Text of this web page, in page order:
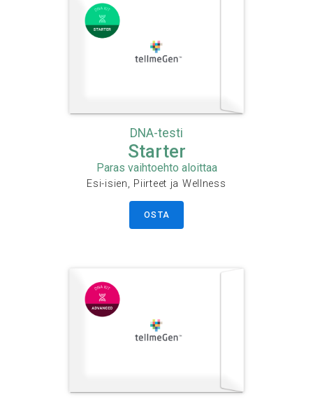
DNA-testi
Starter
Paras vaihtoehto aloittaa
Esi-isien, Piirteet ja Wellness
OSTA